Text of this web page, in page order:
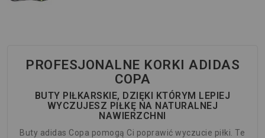
PROFESJONALNE KORKI ADIDAS
COPA
BUTY PIŁKARSKIE, DZIĘKI KTÓRYM LEPIEJ
WYCZUJESZ PIŁKĘ NA NATURALNEJ
NAWIERZCHNI
Buty adidas Copa pomogą Ci poprawić wyczucie piłki. Te